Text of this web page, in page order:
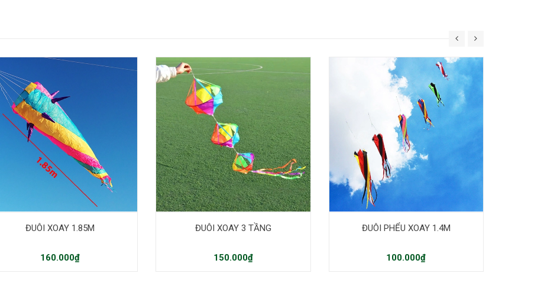
ĐUÔI XOAY 1.85M
160.000₫
ĐUÔI XOAY 3 TẦNG
150.000₫
ĐUÔI PHỂU XOAY 1.4M
100.000₫